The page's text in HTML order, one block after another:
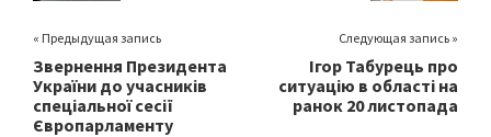
« Предыдущая запись
Звернення Президента
України до учасників
спеціальної сесії
Європарламенту
Следующая запись »
Ігор Табурець про
ситуацію в області на
ранок 20 листопада